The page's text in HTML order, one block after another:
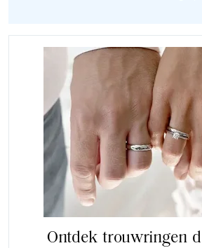
Ontdek trouwringen